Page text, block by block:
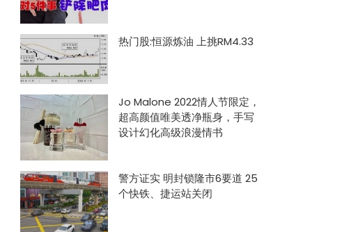
热门股:恒源炼油 上挑RM4.33
Jo Malone 2022情人节限定，
超高颜值唯美透净瓶身，手写
设计幻化高级浪漫情书
警方证实 明封锁隆市6要道 25
个快铁、捷运站关闭